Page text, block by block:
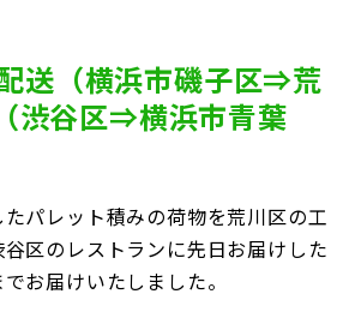
送（横浜市磯子区⇒荒
渋谷区⇒横浜市青葉
パレット積みの荷物を荒川区の工
区のレストランに先日お届けした
お届けいたしました。